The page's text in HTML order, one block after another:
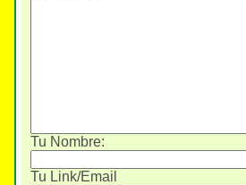
Tu Nombre:
Tu Link/Email